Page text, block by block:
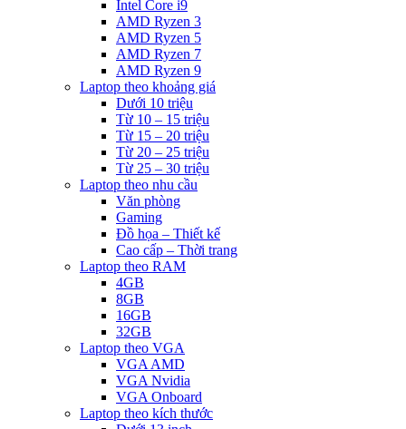
Intel Core i9
AMD Ryzen 3
AMD Ryzen 5
AMD Ryzen 7
AMD Ryzen 9
Laptop theo khoảng giá
Dưới 10 triệu
Từ 10 – 15 triệu
Từ 15 – 20 triệu
Từ 20 – 25 triệu
Từ 25 – 30 triệu
Laptop theo nhu cầu
Văn phòng
Gaming
Đồ họa – Thiết kế
Cao cấp – Thời trang
Laptop theo RAM
4GB
8GB
16GB
32GB
Laptop theo VGA
VGA AMD
VGA Nvidia
VGA Onboard
Laptop theo kích thước